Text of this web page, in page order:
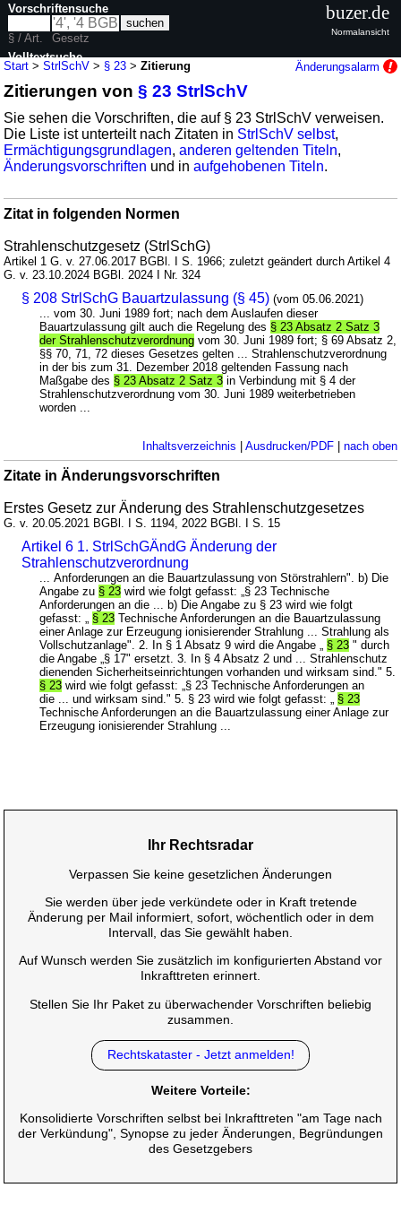
Start >StrlSchV > § 23 >Zitierung Änderungsalarm
Zitierungen von§ 23 StrlSchV
Sie sehen die Vorschriften, die auf § 23 StrlSchV verweisen.
Die Liste ist unterteilt nach Zitaten in StrlSchV selbst,
Ermächtigungsgrundlagen,anderen geltenden Titeln,
Änderungsvorschriften und inaufgehobenen Titeln.
Zitat in folgenden Normen
Strahlenschutzgesetz (StrlSchG)
Artikel 1 G. v. 27.06.2017 BGBl. I S. 1966; zuletzt geändert durch Artikel 4
G. v. 23.10.2024 BGBl. 2024 I Nr. 324
§ 208 StrlSchG Bauartzulassung (§ 45) (vom 05.06.2021)
... vom 30. Juni 1989 fort; nach dem Auslaufen dieser
Bauartzulassung gilt auch die Regelung des § 23 Absatz 2 Satz 3
der Strahlenschutzverordnung vom 30. Juni 1989 fort; § 69 Absatz 2,
§§ 70, 71, 72 dieses Gesetzes gelten ... Strahlenschutzverordnung
in der bis zum 31. Dezember 2018 geltenden Fassung nach
Maßgabe des § 23 Absatz 2 Satz 3 in Verbindung mit § 4 der
Strahlenschutzverordnung vom 30. Juni 1989 weiterbetrieben
worden ...
Inhaltsverzeichnis | Ausdrucken/PDF| nach oben
Zitate in Änderungsvorschriften
Erstes Gesetz zur Änderung des Strahlenschutzgesetzes
G. v. 20.05.2021 BGBl. I S. 1194, 2022 BGBl. I S. 15
Artikel 6 1. StrlSchGÄndG Änderung der
Strahlenschutzverordnung
... Anforderungen an die Bauartzulassung von Störstrahlern". b) Die
Angabe zu § 23 wird wie folgt gefasst: „§ 23 Technische
Anforderungen an die ... b) Die Angabe zu § 23 wird wie folgt
gefasst: „ § 23 Technische Anforderungen an die Bauartzulassung
einer Anlage zur Erzeugung ionisierender Strahlung ... Strahlung als
Vollschutzanlage". 2. In § 1 Absatz 9 wird die Angabe „ § 23 " durch
die Angabe „§ 17" ersetzt. 3. In § 4 Absatz 2 und ... Strahlenschutz
dienenden Sicherheitseinrichtungen vorhanden und wirksam sind." 5.
§ 23 wird wie folgt gefasst: „§ 23 Technische Anforderungen an
die ... und wirksam sind." 5. § 23 wird wie folgt gefasst: „ § 23
Technische Anforderungen an die Bauartzulassung einer Anlage zur
Erzeugung ionisierender Strahlung ...
Vorschriftensuche
§ / Art.
Gesetz
Volltextsuche
nur in StrlSchV
buzer.de
Normalansicht
Ihr Rechtsradar
Verpassen Sie keine gesetzlichen Änderungen
Sie werden über jede verkündete oder in Kraft tretende
Änderung per Mail informiert, sofort, wöchentlich oder in dem
Intervall, das Sie gewählt haben.
Auf Wunsch werden Sie zusätzlich im konfigurierten Abstand vor
Inkrafttreten erinnert.
Stellen Sie Ihr Paket zu überwachender Vorschriften beliebig
zusammen.
Rechtskataster - Jetzt anmelden!
Weitere Vorteile:
Konsolidierte Vorschriften selbst bei Inkrafttreten "am Tage nach
der Verkündung", Synopse zu jeder Änderungen, Begründungen
des Gesetzgebers